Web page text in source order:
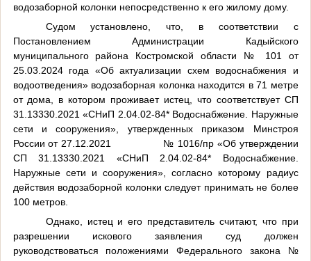
водозаборной колонки непосредственно к его жилому дому.
Судом установлено, что, в соответствии с
Постановлением Администрации Кадыйского
муниципального района Костромской области № 101 от
25.03.2024 года «Об актуализации схем водоснабжения и
водоотведения» водозаборная колонка находится в 71 метре
от дома, в котором проживает истец, что соответствует СП
31.13330.2021 «СНиП 2.04.02-84* Водоснабжение. Наружные
сети и сооружения», утвержденных приказом Минстроя
России от 27.12.2021
№ 1016/пр «Об утверждении
СП 31.13330.2021 «СНиП 2.04.02-84* Водоснабжение.
Наружные сети и сооружения», согласно которому радиус
действия водозаборной колонки следует принимать не более
100 метров.
Однако, истец и его представитель считают, что при
разрешении искового заявления суд должен
руководствоваться положениями Федерального закона №